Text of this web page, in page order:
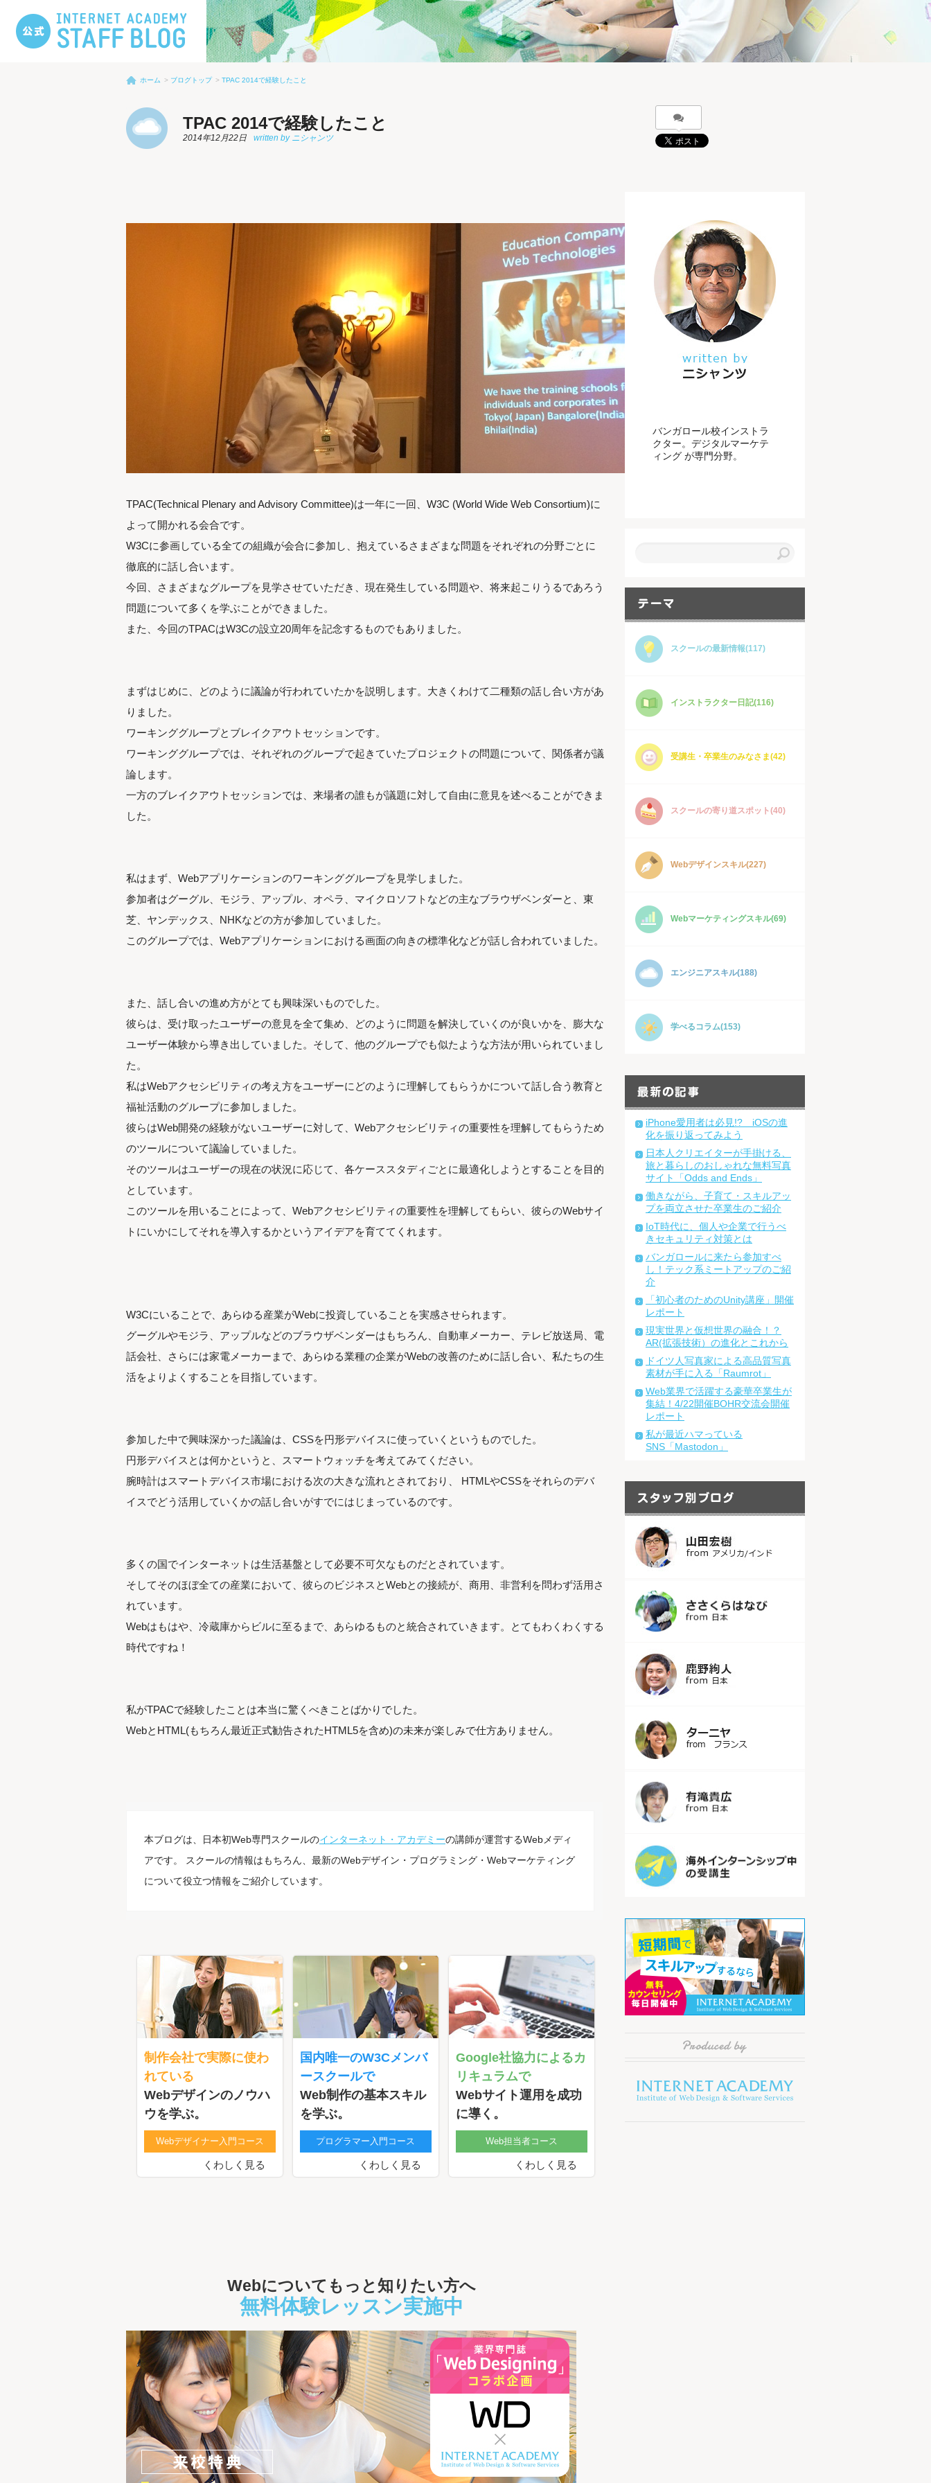
ホーム ブログトップ TPAC 2014で経験したこと
TPAC 2014で経験したこと
2014年12月22日
TPAC(Technical Plenary and Advisory Committee)は一年に一回、W3C (World Wide Web Consortium)に
よって開かれる会合です。
W3Cに参画している全ての組織が会合に参加し、抱えているさまざまな問題をそれぞれの分野ごとに
徹底的に話し合います。
今回、さまざまなグループを見学させていただき、現在発生している問題や、将来起こりうるであろう
問題について多くを学ぶことができました。
また、今回のTPACはW3Cの設立20周年を記念するものでもありました。
まずはじめに、どのように議論が行われていたかを説明します。大きくわけて二種類の話し合い方があ
りました。
ワーキンググループとブレイクアウトセッションです。
ワーキンググループでは、それぞれのグループで起きていたプロジェクトの問題について、関係者が議
論します。
一方のブレイクアウトセッションでは、来場者の誰もが議題に対して自由に意見を述べることができま
した。
私はまず、Webアプリケーションのワーキンググループを見学しました。
参加者はグーグル、モジラ、アップル、オペラ、マイクロソフトなどの主なブラウザベンダーと、東
芝、ヤンデックス、NHKなどの方が参加していました。
このグループでは、Webアプリケーションにおける画面の向きの標準化などが話し合われていました。
また、話し合いの進め方がとても興味深いものでした。
彼らは、受け取ったユーザーの意見を全て集め、どのように問題を解決していくのが良いかを、膨大な
ユーザー体験から導き出していました。そして、他のグループでも似たような方法が用いられていまし
た。
私はWebアクセシビリティの考え方をユーザーにどのように理解してもらうかについて話し合う教育と
福祉活動のグループに参加しました。
彼らはWeb開発の経験がないユーザーに対して、Webアクセシビリティの重要性を理解してもらうため
のツールについて議論していました。
そのツールはユーザーの現在の状況に応じて、各ケーススタディごとに最適化しようとすることを目的
としています。
このツールを用いることによって、Webアクセシビリティの重要性を理解してもらい、彼らのWebサイ
トにいかにしてそれを導入するかというアイデアを育ててくれます。
W3Cにいることで、あらゆる産業がWebに投資していることを実感させられます。
グーグルやモジラ、アップルなどのブラウザベンダーはもちろん、自動車メーカー、テレビ放送局、電
話会社、さらには家電メーカーまで、あらゆる業種の企業がWebの改善のために話し合い、私たちの生
活をよりよくすることを目指しています。
参加した中で興味深かった議論は、CSSを円形デバイスに使っていくというものでした。
円形デバイスとは何かというと、スマートウォッチを考えてみてください。
腕時計はスマートデバイス市場における次の大きな流れとされており、 HTMLやCSSをそれらのデバ
イスでどう活用していくかの話し合いがすでにはじまっているのです。
多くの国でインターネットは生活基盤として必要不可欠なものだとされています。
そしてそのほぼ全ての産業において、彼らのビジネスとWebとの接続が、商用、非営利を問わず活用さ
れています。
Webはもはや、冷蔵庫からビルに至るまで、あらゆるものと統合されていきます。とてもわくわくする
時代ですね！
私がTPACで経験したことは本当に驚くべきことばかりでした。
WebとHTML(もちろん最近正式勧告されたHTML5を含め)の未来が楽しみで仕方ありません。
本ブログは、日本初Web専門スクールのインターネット・アカデミーの講師が運営するWebメディ
アです。 スクールの情報はもちろん、最新のWebデザイン・プログラミング・Webマーケティング
について役立つ情報をご紹介しています。
制作会社で実際に使わ
れている
Webデザインのノウハ
ウを学ぶ。
Webデザイナー入門コース
くわしく見る
国内唯一のW3Cメンバ
ースクールで
Web制作の基本スキル
を学ぶ。
プログラマー入門コース
くわしく見る
Google社協力によるカ
リキュラムで
Webサイト運用を成功
に導く。
Web担当者コース
くわしく見る
Webについてもっと知りたい方へ
無料体験レッスン実施中
バンガロール校インストラ
クター。デジタルマーケテ
ィング が専門分野。
スクールの最新情報(117)
インストラクター日記(116)
受講生・卒業生のみなさま(42)
スクールの寄り道スポット(40)
Webデザインスキル(227)
Webマーケティングスキル(69)
エンジニアスキル(188)
学べるコラム(153)
iPhone愛用者は必見!? iOSの進
化を振り返ってみよう
日本人クリエイターが手掛ける、
旅と暮らしのおしゃれな無料写真
サイト「Odds and Ends」
働きながら、子育て・スキルアッ
プを両立させた卒業生のご紹介
IoT時代に、個人や企業で行うべ
きセキュリティ対策とは
バンガロールに来たら参加すべ
し！テック系ミートアップのご紹
介
「初心者のためのUnity講座」開催
レポート
現実世界と仮想世界の融合！？
AR(拡張技術）の進化とこれから
ドイツ人写真家による高品質写真
素材が手に入る「Raumrot」
Web業界で活躍する豪華卒業生が
集結！4/22開催BOHR交流会開催
レポート
私が最近ハマっている
SNS「Mastodon」